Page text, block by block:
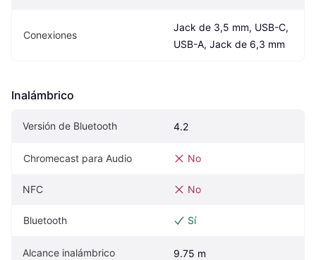
Conexiones
Jack de 3,5 mm, USB-C,
USB-A, Jack de 6,3 mm
Inalámbrico
Versión de Bluetooth 4.2
Chromecast para Audio No
NFC No
Bluetooth Sí
Alcance inalámbrico 9.75 m